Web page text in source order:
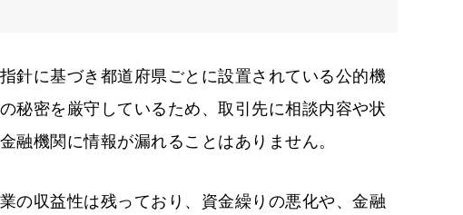
針に基づき都道府県ごとに設置されている公的機
秘密を厳守しているため、取引先に相談内容や状
融機関に情報が漏れることはありません。
の収益性は残っており、資金繰りの悪化や、金融